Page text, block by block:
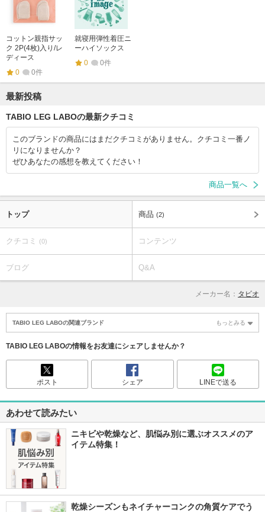
コットン親指サッ
ク 2P(4枚)入り/レ
ディース
0
0件
就寝用弾性着圧ニ
ーハイソックス
0
0件
最新投稿
TABIO LEG LABOの最新クチコミ
このブランドの商品にはまだクチコミがありません。クチコミ一番ノ
リになりませんか？
ぜひあなたの感想を教えてください！
商品一覧へ
トップ 商品 (2)
クチコミ (0) コンテンツ
ブログ Q&A
メーカー名： タビオ
TABIO LEG LABOの関連ブランド もっとみる
TABIO LEG LABOの情報をお友達にシェアしませんか？
ポスト シェア LINEで送る
あわせて読みたい
ニキビや乾燥など、肌悩み別に選ぶオススメのア
イテム特集！
乾燥シーズンもネイチャーコンクの角質ケアでう